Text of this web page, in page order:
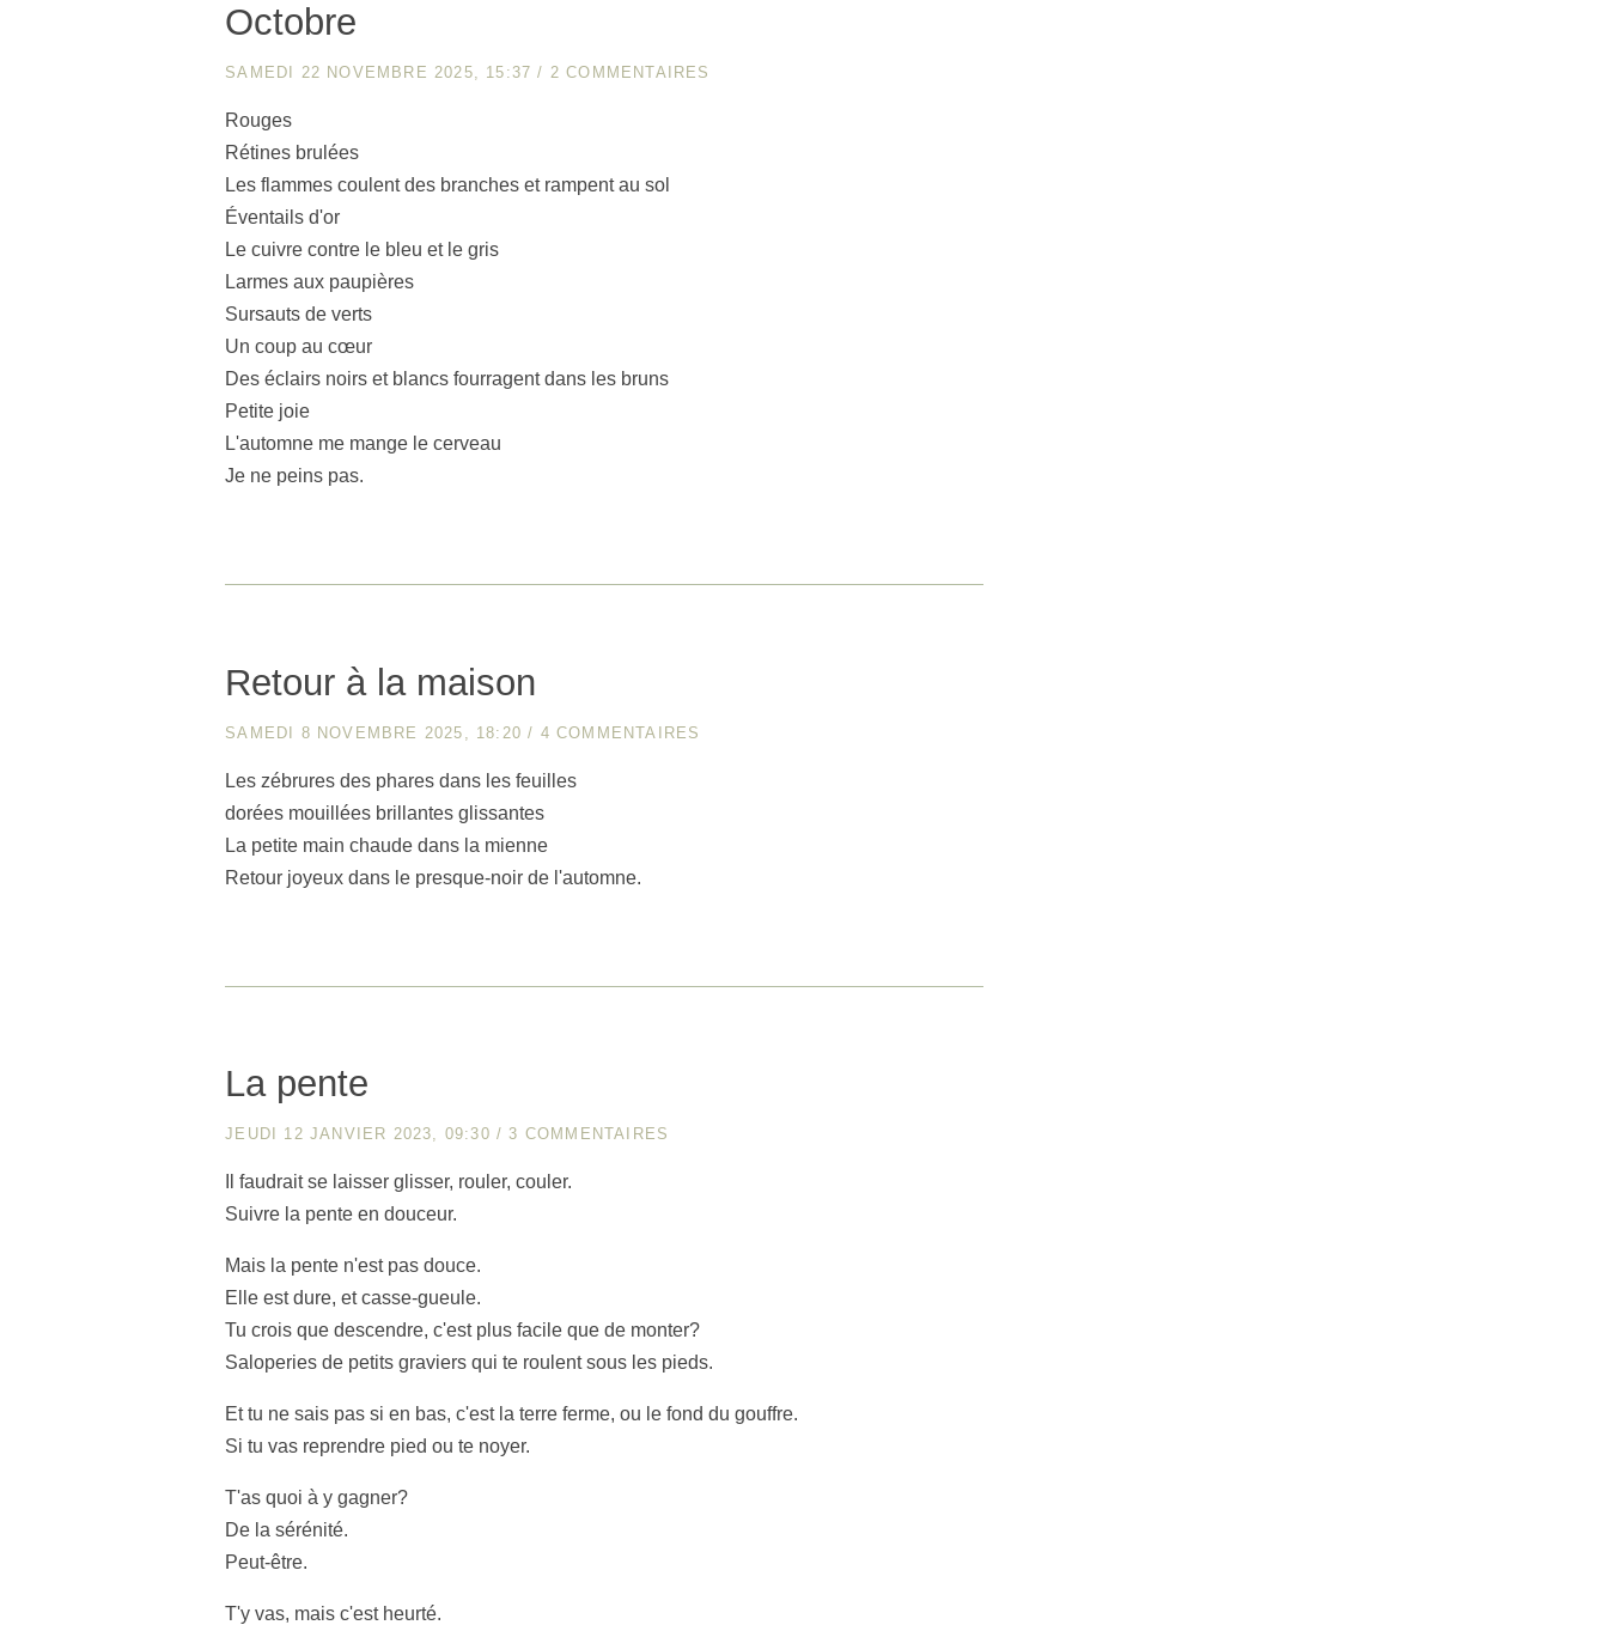
Octobre
SAMEDI 22 NOVEMBRE 2025, 15:37 / 2 COMMENTAIRES
Rouges
Rétines brulées
Les flammes coulent des branches et rampent au sol
Éventails d'or
Le cuivre contre le bleu et le gris
Larmes aux paupières
Sursauts de verts
Un coup au cœur
Des éclairs noirs et blancs fourragent dans les bruns
Petite joie
L'automne me mange le cerveau
Je ne peins pas.
Retour à la maison
SAMEDI 8 NOVEMBRE 2025, 18:20 / 4 COMMENTAIRES
Les zébrures des phares dans les feuilles
dorées mouillées brillantes glissantes
La petite main chaude dans la mienne
Retour joyeux dans le presque-noir de l'automne.
La pente
JEUDI 12 JANVIER 2023, 09:30 / 3 COMMENTAIRES
Il faudrait se laisser glisser, rouler, couler.
Suivre la pente en douceur.
Mais la pente n'est pas douce.
Elle est dure, et casse-gueule.
Tu crois que descendre, c'est plus facile que de monter?
Saloperies de petits graviers qui te roulent sous les pieds.
Et tu ne sais pas si en bas, c'est la terre ferme, ou le fond du gouffre.
Si tu vas reprendre pied ou te noyer.
T'as quoi à y gagner?
De la sérénité.
Peut-être.
T'y vas, mais c'est heurté.